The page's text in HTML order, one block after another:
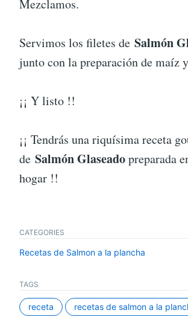
Mezclamos.
Servimos los filetes de Salmón
junto con la preparación de maíz
¡¡ Y listo !!
¡¡ Tendrás una riquísima receta
de Salmón Glaseadopreparada
hogar !!
CATEGORIES
Recetas de Salmon a la plancha
TAGS
receta recetas de salmon a la